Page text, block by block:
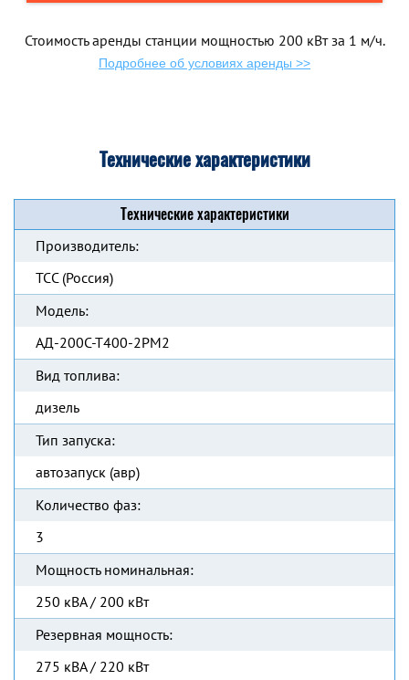
Стоимость аренды станции мощностью 200 кВт за 1 м/ч.
Подробнее об условиях аренды >>
Технические характеристики
Технические характеристики
Производитель:
ТСС (Россия)
Модель:
АД-200С-Т400-2РМ2
Вид топлива:
дизель
Тип запуска:
автозапуск (авр)
Количество фаз:
3
Мощность номинальная:
250 кВА / 200 кВт
Резервная мощность:
275 кВА / 220 кВт